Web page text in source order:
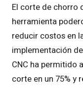
El corte de chorro
herramienta
reducir costos en
implementación
CNC ha permitido
corte en un 75% y